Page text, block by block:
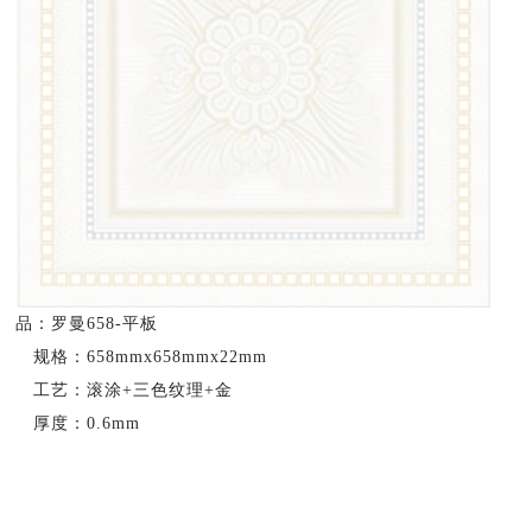
品：罗曼658-平板
规格：658mmx658mmx22mm
工艺：滚涂+三色纹理+金
厚度：0.6mm